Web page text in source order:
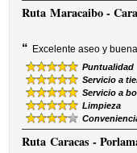
RutaMaracaibo -
“ Excelente aseo y
Puntualidad
Servicio a
Servicio a
Limpieza
RutaCaracas -